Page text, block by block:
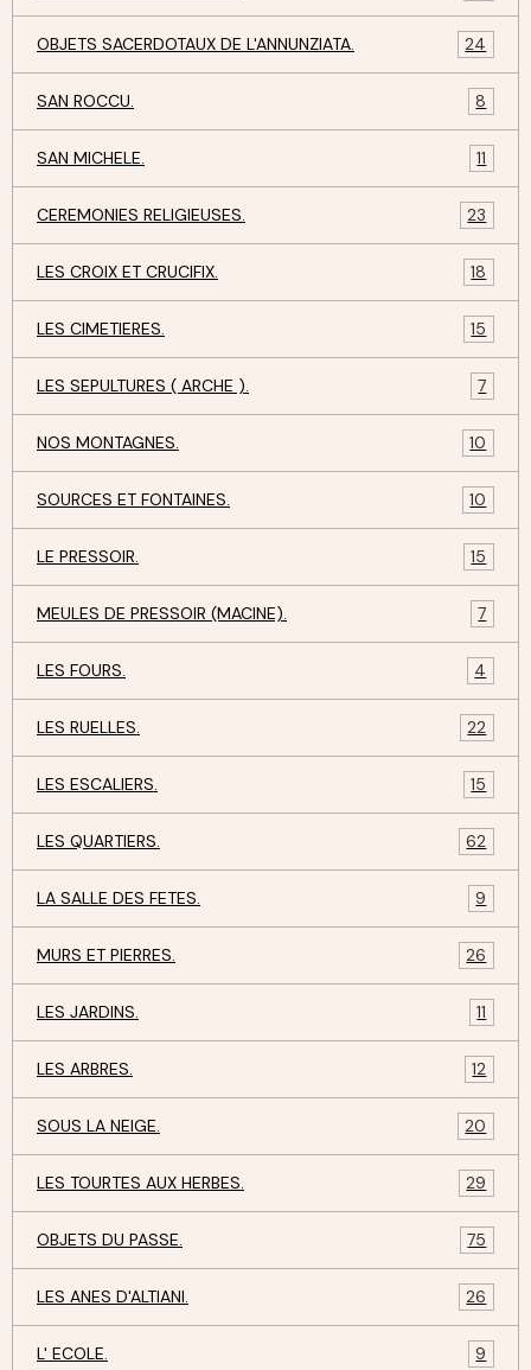
OBJETS SACERDOTAUX DE L'ANNUNZIATA. 24
SAN ROCCU. 8
SAN MICHELE. 11
CEREMONIES RELIGIEUSES. 23
LES CROIX ET CRUCIFIX. 18
LES CIMETIERES. 15
LES SEPULTURES ( ARCHE ). 7
NOS MONTAGNES. 10
SOURCES ET FONTAINES. 10
LE PRESSOIR. 15
MEULES DE PRESSOIR (MACINE). 7
LES FOURS. 4
LES RUELLES. 22
LES ESCALIERS. 15
LES QUARTIERS. 62
LA SALLE DES FETES. 9
MURS ET PIERRES. 26
LES JARDINS. 11
LES ARBRES. 12
SOUS LA NEIGE. 20
LES TOURTES AUX HERBES. 29
OBJETS DU PASSE. 75
LES ANES D'ALTIANI. 26
L' ECOLE. 9